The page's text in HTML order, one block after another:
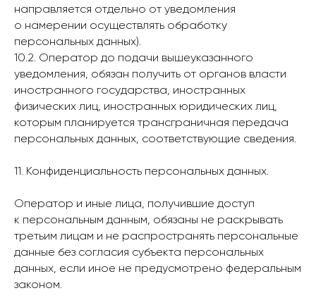
направляется отдельно от уведомления
о намерении осуществлять обработку
персональных данных).
10.2. Оператор до подачи вышеуказанного
уведомления, обязан получить от органов власти
иностранного государства, иностранных
физических лиц, иностранных юридических лиц,
которым планируется трансграничная передача
персональных данных, соответствующие сведения.
11. Конфиденциальность персональных данных.
Оператор и иные лица, получившие доступ
к персональным данным, обязаны не раскрывать
третьим лицам и не распространять персональные
данные без согласия субъекта персональных
данных, если иное не предусмотрено федеральным
законом.